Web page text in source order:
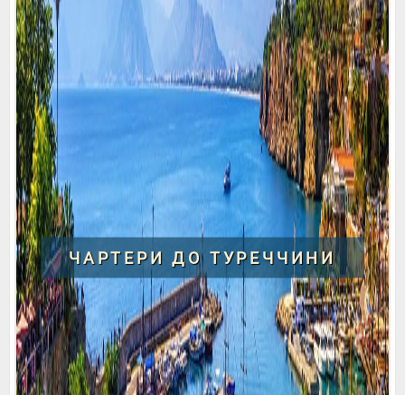
ЧАРТЕРИ ДО ТУРЕЧЧИНИ